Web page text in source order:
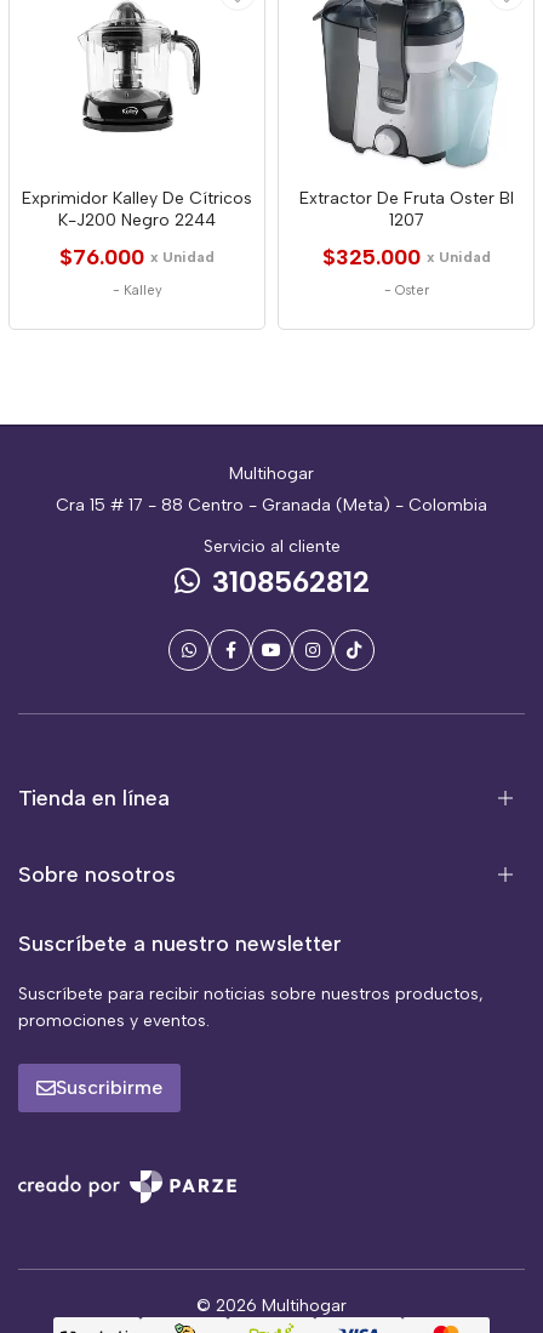
Exprimidor Kalley De Cítricos
K-J200 Negro 2244
$76.000 x Unidad
- Kalley
Extractor De Fruta Oster Bl
1207
$325.000 x Unidad
- Oster
Multihogar
Cra 15 # 17 - 88 Centro - Granada (Meta) - Colombia
Servicio al cliente
3108562812
Tienda en línea
Sobre nosotros
Suscríbete a nuestro newsletter
Suscríbete para recibir noticias sobre nuestros productos,
promociones y eventos.
Suscribirme
© 2026 Multihogar